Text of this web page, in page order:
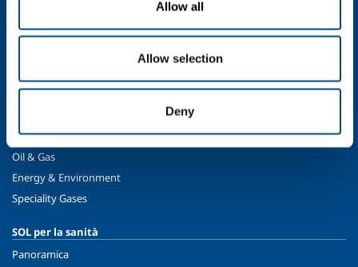
Allow all
Allow selection
Deny
Metal Production
Chemistry & Pharma
Oil & Gas
Energy & Environment
Speciality Gases
SOL per la sanità
Panoramica